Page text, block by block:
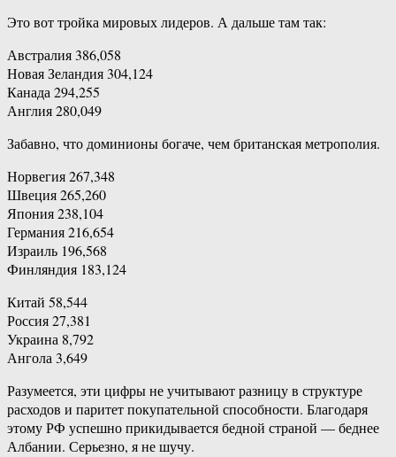
Это вот тройка мировых лидеров. А дальше там так:
Австралия 386,058
Новая Зеландия 304,124
Канада 294,255
Англия 280,049
Забавно, что доминионы богаче, чем британская метрополия.
Норвегия 267,348
Швеция 265,260
Япония 238,104
Германия 216,654
Израиль 196,568
Финляндия 183,124
Китай 58,544
Россия 27,381
Украина 8,792
Ангола 3,649
Разумеется, эти цифры не учитывают разницу в структуре
расходов и паритет покупательной способности. Благодаря
этому РФ успешно прикидывается бедной страной — беднее
Албании. Серьезно, я не шучу.